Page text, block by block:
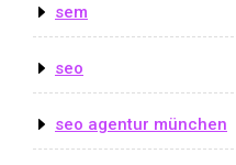
sem
seo
seo agentur münchen